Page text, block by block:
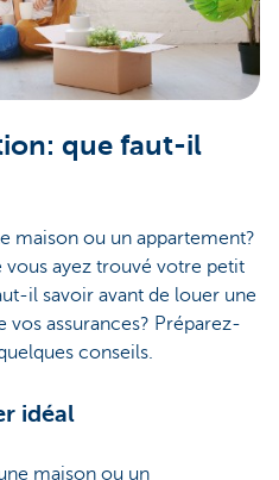
que faut-il
maison ou un appartement?
vous ayez trouvé votre petit
il savoir avant de louer une
vos assurances? Préparez-
conseils.
idéal
maison ou un